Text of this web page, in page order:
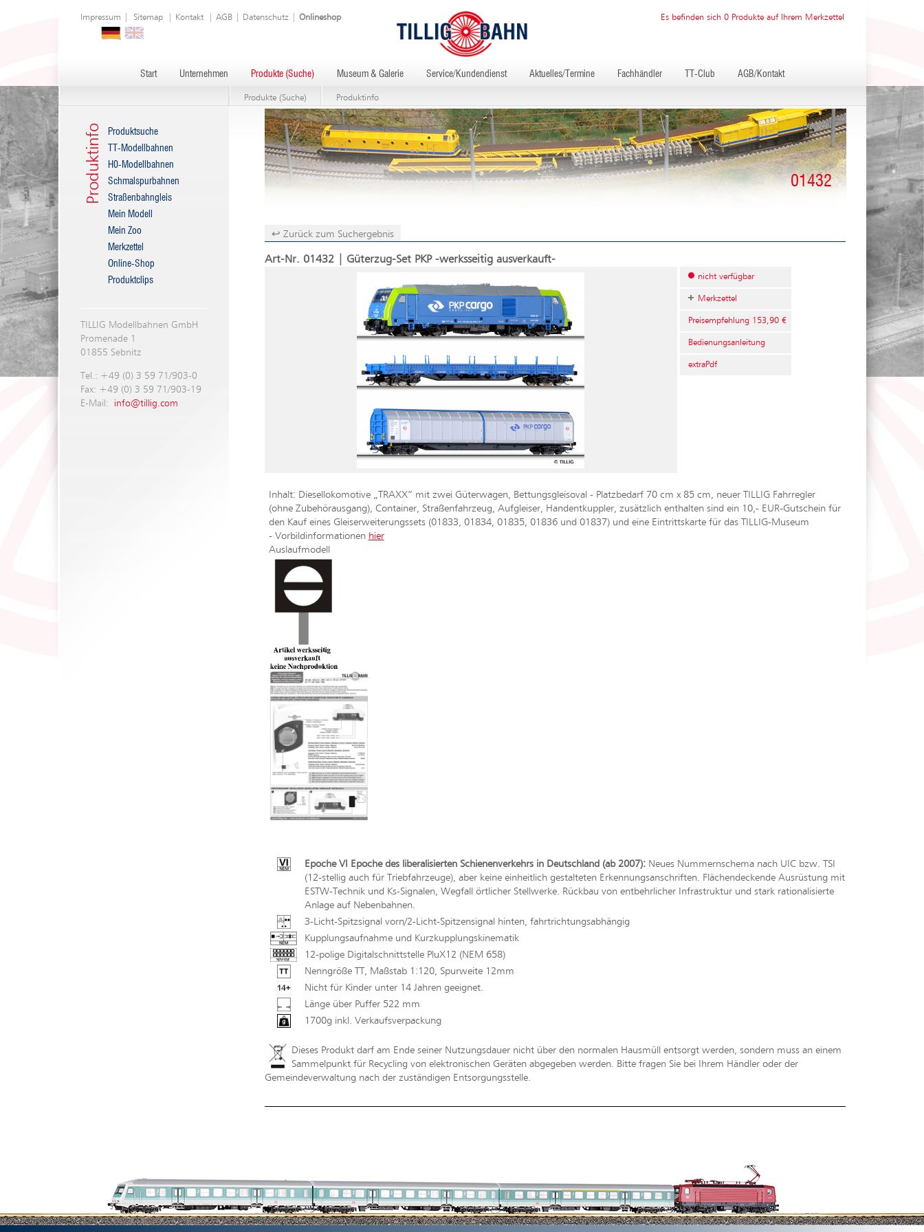
Es befinden sich 0 Produkte auf Ihrem Merkzettel
Impressum Sitemap| Kontakt| AGB| Datenschutz| Onlineshop
Start Unternehmen Produkte (Suche) Museum & Galerie Service/Kundendienst Aktuelles/Termine Fachhändler TT-Club AGB/Kontakt
Produkte (Suche) Produktinfo
Produktinfo
Produktsuche
TT-Modellbahnen
H0-Modellbahnen
Schmalspurbahnen
Straßenbahngleis
Mein Modell
Mein Zoo
Merkzettel
Online-Shop
Produktclips
TILLIG Modellbahnen GmbH
Promenade 1
01855 Sebnitz
Tel.: +49 (0) 3 59 71/903-0
Fax: +49 (0) 3 59 71/903-19
E-Mail:
info@tillig.com
01432
↩ Zurück zum Suchergebnis
Art-Nr. 01432 | Güterzug-Set PKP -werksseitig ausverkauft-
nicht verfügbar
Merkzettel
Preisempfehlung 153,90 €
Bedienungsanleitung
extraPdf
Inhalt: Diesellokomotive „TRAXX“ mit zwei Güterwagen, Bettungsgleisoval - Platzbedarf 70 cm x 85 cm, neuer TILLIG Fahrregler
(ohne Zubehörausgang), Container, Straßenfahrzeug, Aufgleiser, Handentkuppler, zusätzlich enthalten sind ein 10,- EUR-Gutschein für
den Kauf eines Gleiserweiterungssets (01833, 01834, 01835, 01836 und 01837) und eine Eintrittskarte für das TILLIG-Museum
- Vorbildinformationen hier
Auslaufmodell
Epoche VI Epoche des liberalisierten Schienenverkehrs in Deutschland (ab 2007):Neues Nummernschema nach UIC bzw. TSI
(12-stellig auch für Triebfahrzeuge), aber keine einheitlich gestalteten Erkennungsanschriften. Flächendeckende Ausrüstung mit
ESTW-Technik und Ks-Signalen, Wegfall örtlicher Stellwerke. Rückbau von entbehrlicher Infrastruktur und stark rationalisierte
Anlage auf Nebenbahnen.
3-Licht-Spitzsignal vorn/2-Licht-Spitzensignal hinten, fahrtrichtungsabhängig
Kupplungsaufnahme und Kurzkupplungskinematik
12-polige Digitalschnittstelle PluX12 (NEM 658)
Nenngröße TT, Maßstab 1:120, Spurweite 12mm
Nicht für Kinder unter 14 Jahren geeignet.
Länge über Puffer 522 mm
1700g inkl. Verkaufsverpackung
Dieses Produkt darf am Ende seiner Nutzungsdauer nicht über den normalen Hausmüll entsorgt werden, sondern muss an einem
Sammelpunkt für Recycling von elektronischen Geräten abgegeben werden. Bitte fragen Sie bei Ihrem Händler oder der
Gemeindeverwaltung nach der zuständigen Entsorgungsstelle.